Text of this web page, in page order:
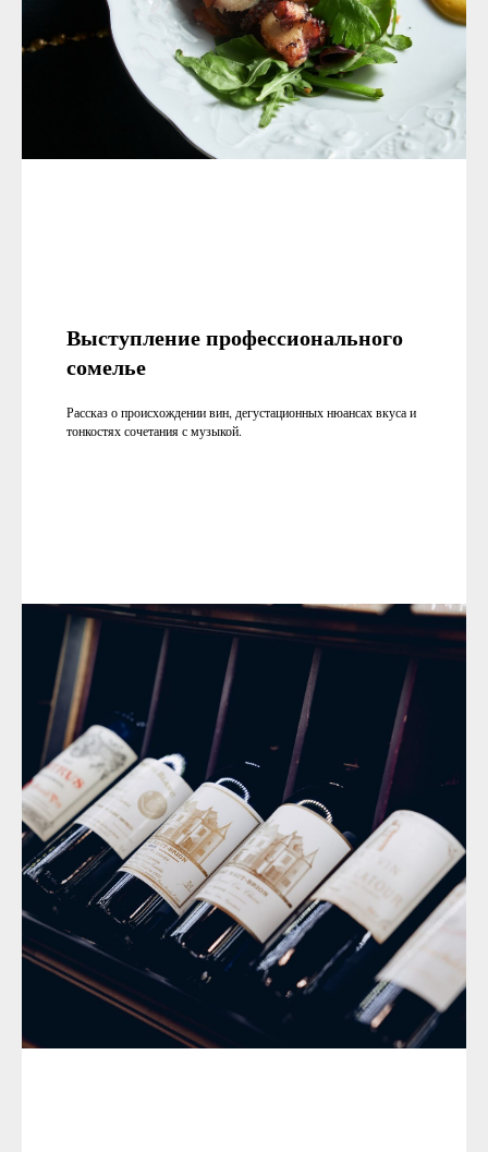
Выступление профессионального
сомелье
Рассказ о происхождении вин, дегустационных нюансах вкуса и
тонкостях сочетания с музыкой.